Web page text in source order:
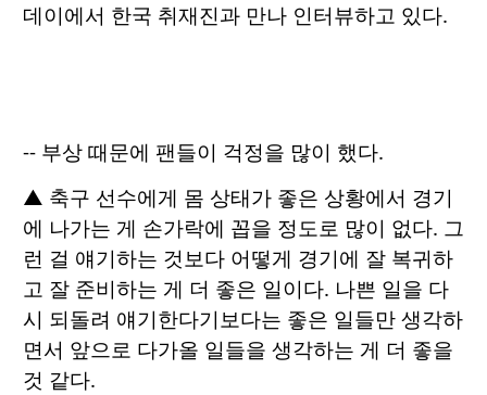
데이에서 한국 취재진과 만나 인터뷰하고 있다.
-- 부상 때문에 팬들이 걱정을 많이 했다.
▲ 축구 선수에게 몸 상태가 좋은 상황에서 경기
에 나가는 게 손가락에 꼽을 정도로 많이 없다. 그
런 걸 얘기하는 것보다 어떻게 경기에 잘 복귀하
고 잘 준비하는 게 더 좋은 일이다. 나쁜 일을 다
시 되돌려 얘기한다기보다는 좋은 일들만 생각하
면서 앞으로 다가올 일들을 생각하는 게 더 좋을
것 같다.